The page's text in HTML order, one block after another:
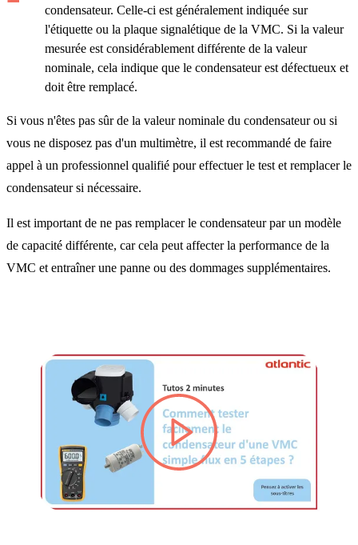
condensateur. Celle-ci est généralement indiquée sur
l'étiquette ou la plaque signalétique de la VMC. Si la valeur
mesurée est considérablement différente de la valeur
nominale, cela indique que le condensateur est défectueux et
doit être remplacé.
Si vous n'êtes pas sûr de la valeur nominale du condensateur ou si
vous ne disposez pas d'un multimètre, il est recommandé de faire
appel à un professionnel qualifié pour effectuer le test et remplacer le
condensateur si nécessaire.
Il est important de ne pas remplacer le condensateur par un modèle
de capacité différente, car cela peut affecter la performance de la
VMC et entraîner une panne ou des dommages supplémentaires.
lire la vidéo